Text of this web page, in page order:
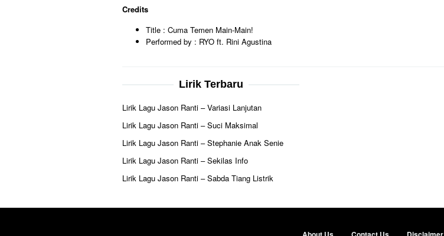
Credits
Title : Cuma Temen Main-Main!
Performed by : RYO ft. Rini Agustina
Lirik Terbaru
Lirik Lagu Jason Ranti – Variasi Lanjutan
Lirik Lagu Jason Ranti – Suci Maksimal
Lirik Lagu Jason Ranti – Stephanie Anak Senie
Lirik Lagu Jason Ranti – Sekilas Info
Lirik Lagu Jason Ranti – Sabda Tiang Listrik